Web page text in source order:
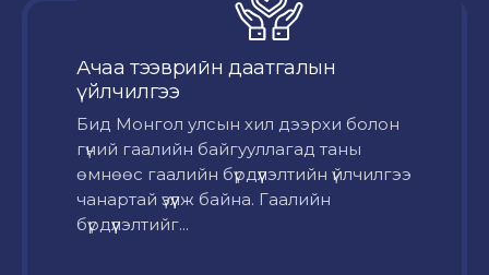
Ачаа тээврийн даатгалын
үйлчилгээ
Бид Монгол улсын хил дээрхи болон
гүний гаалийн байгууллагад таны
өмнөөс гаалийн бүрдүүлэлтийн үйлчилгээ
чанартай үзүүлж байна. Гаалийн
бүрдүүлэлтийг...